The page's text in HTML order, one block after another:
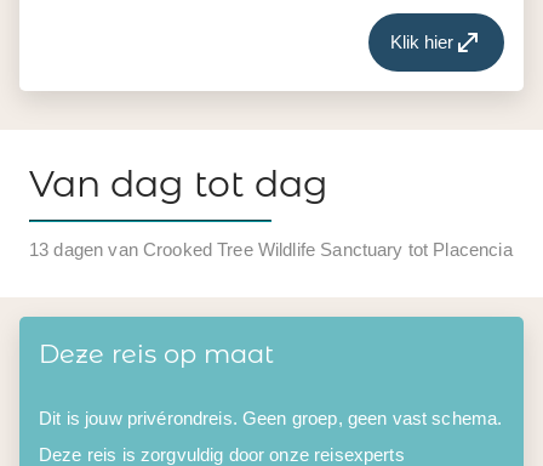
Klik hier
Van dag tot dag
13 dagen van Crooked Tree Wildlife Sanctuary tot Placencia
Deze reis op maat
Dit is jouw privérondreis. Geen groep, geen vast schema.
Deze reis is zorgvuldig door onze reisexperts